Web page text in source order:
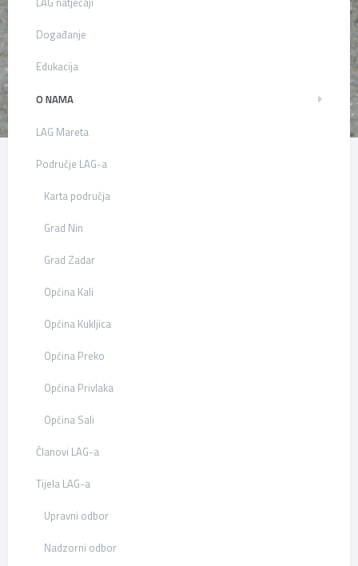
Događanje
Edukacija
O NAMA
LAG Mareta
Područje LAG-a
Karta područja
Grad Nin
Grad Zadar
Općina Kali
Općina Kukljica
Općina Preko
Općina Privlaka
Općina Sali
Članovi LAG-a
Tijela LAG-a
Upravni odbor
Nadzorni odbor